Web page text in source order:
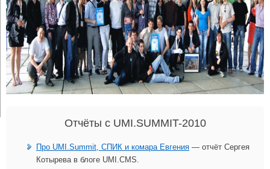
Отчёты с UMI.SUMMIT-2010
Про UMI.Summit, СПИК и комара Евгения — отчёт Сергея
Котырева в блоге UMI.CMS.